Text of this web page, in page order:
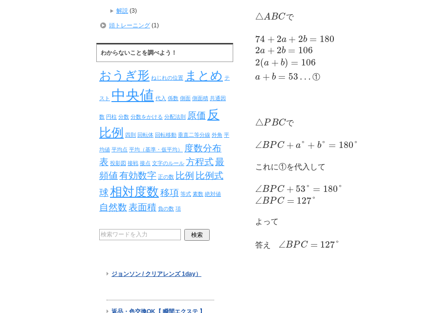
△ABCで
74 + 2a + 2b = 180
2a + 2b = 106
2(a + b) = 106
a + b = 53 … ①
△PBCで
∠BPC + a° + b° = 180°
これに①を代入して
∠BPC + 53° = 180°
∠BPC = 127°
よって
答え ∠BPC = 127°
解説 (3)
頭トレーニング (1)
わからないことを調べよう！
おうぎ形 ねじれの位置 まとめ テ
スト 中央値 代入 係数 側面 側面積 共通因
数 円柱 分数 分数をかける 分配法則 原価 反
比例
四則 回転体 回転移動 垂直二等分線 外角 平
均値 平均点 平均（基準・仮平均）
度数分布
表 投影図 接戦 接点 文字のルール 方程式最
頻値有効数字 正の数 比例 比例式
球相対度数移項 等式 素数 絶対値
自然数表面積 負の数 項